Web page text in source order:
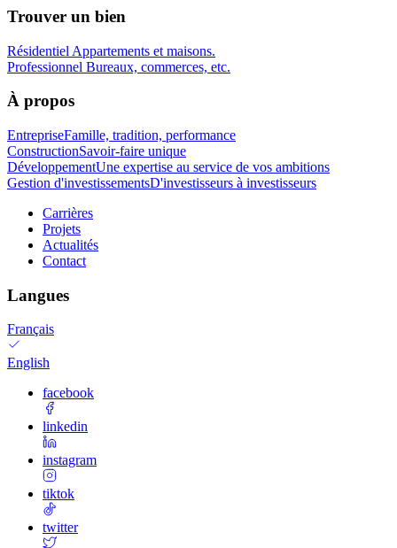
Trouver un bien
Résidentiel Appartements et maisons.
Professionnel Bureaux, commerces, etc.
À propos
EntrepriseFamille, tradition, performance
ConstructionSavoir-faire unique
DéveloppementUne expertise au service de vos ambitions
Gestion d'investissementsD'investisseurs à investisseurs
Carrières
Projets
Actualités
Contact
Langues
Français
English
facebook
linkedin
instagram
tiktok
twitter